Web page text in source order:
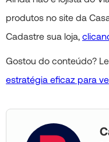
produtos no site da
Cadastre sua loja,
Gostou do conteúdo?
estratégia eficaz para